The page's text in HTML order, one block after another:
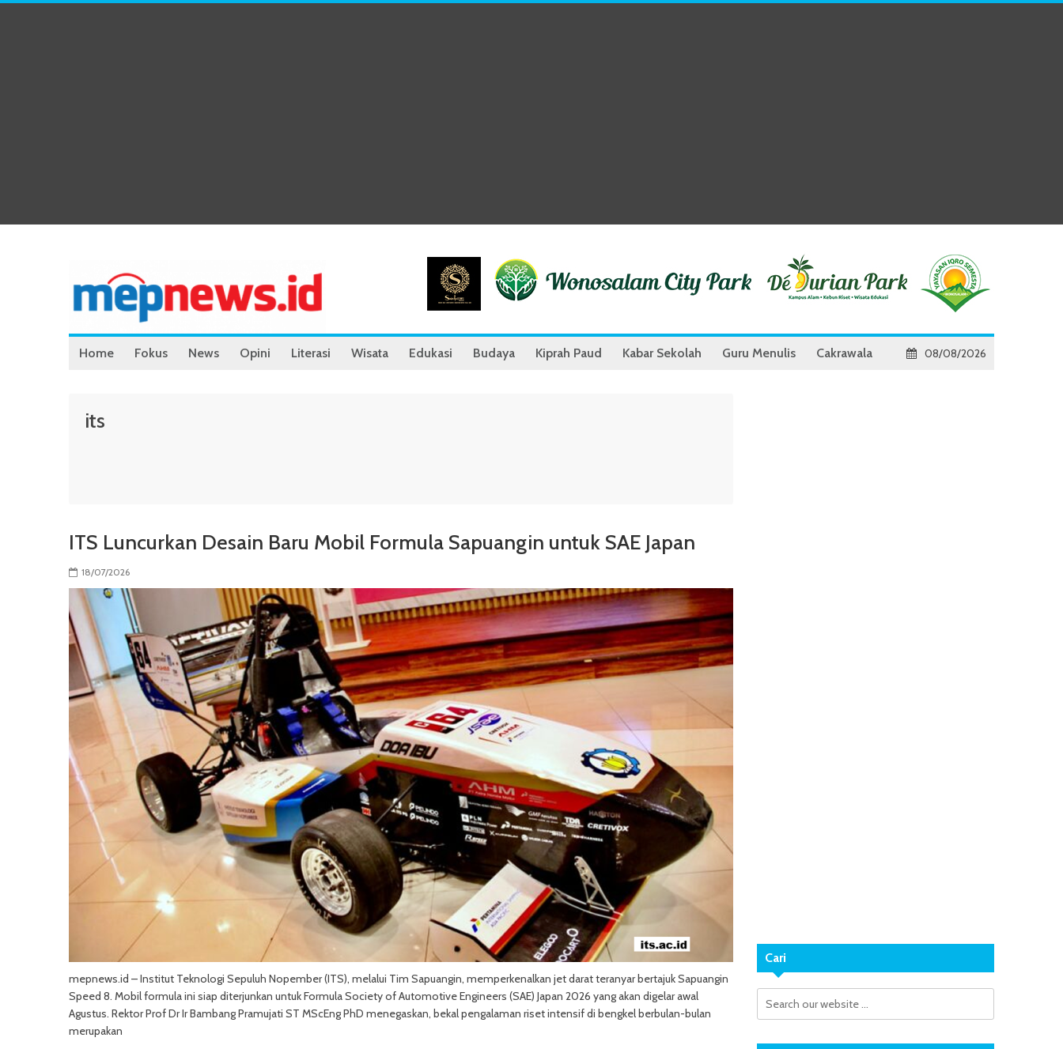
Home Fokus News Opini Literasi Wisata Edukasi Budaya Kiprah Paud Kabar Sekolah Guru Menulis Cakrawala 08/08/2026
its
ITS Luncurkan Desain Baru Mobil Formula Sapuangin untuk SAE Japan
18/07/2026
mepnews.id – Institut Teknologi Sepuluh Nopember (ITS), melalui Tim Sapuangin, memperkenalkan jet darat teranyar bertajuk Sapuangin
Speed 8. Mobil formula ini siap diterjunkan untuk Formula Society of Automotive Engineers (SAE) Japan 2026 yang akan digelar awal
Agustus. Rektor Prof Dr Ir Bambang Pramujati ST MScEng PhD menegaskan, bekal pengalaman riset intensif di bengkel berbulan-bulan
merupakan
Cari